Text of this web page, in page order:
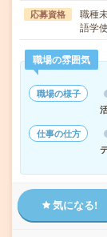
応募資格
職種
語学
職場の雰囲気
職場の様子
仕事の仕方
気になる!